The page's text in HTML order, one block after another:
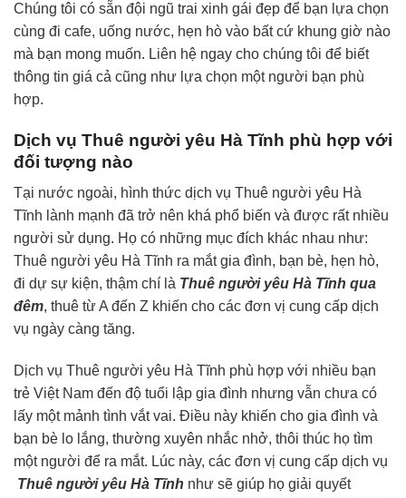
Chúng tôi có sẵn đội ngũ trai xinh gái đẹp để bạn lựa chọn
cùng đi cafe, uống nước, hẹn hò vào bất cứ khung giờ nào
mà bạn mong muốn. Liên hệ ngay cho chúng tôi để biết
thông tin giá cả cũng như lựa chọn một người bạn phù
hợp.
Dịch vụ Thuê người yêu Hà Tĩnh phù hợp với
đối tượng nào
Tại nước ngoài, hình thức dịch vụ Thuê người yêu Hà
Tĩnh lành mạnh đã trở nên khá phổ biến và được rất nhiều
người sử dụng. Họ có những mục đích khác nhau như:
Thuê người yêu Hà Tĩnh ra mắt gia đình, bạn bè, hẹn hò,
đi dự sự kiện, thậm chí là Thuê người yêu Hà Tĩnh qua
đêm, thuê từ A đến Z khiến cho các đơn vị cung cấp dịch
vụ ngày càng tăng.
Dịch vụ Thuê người yêu Hà Tĩnh phù hợp với nhiều bạn
trẻ Việt Nam đến độ tuổi lập gia đình nhưng vẫn chưa có
lấy một mảnh tình vắt vai. Điều này khiến cho gia đình và
bạn bè lo lắng, thường xuyên nhắc nhở, thôi thúc họ tìm
một người để ra mắt. Lúc này, các đơn vị cung cấp dịch vụ
Thuê người yêu Hà Tĩnh như sẽ giúp họ giải quyết